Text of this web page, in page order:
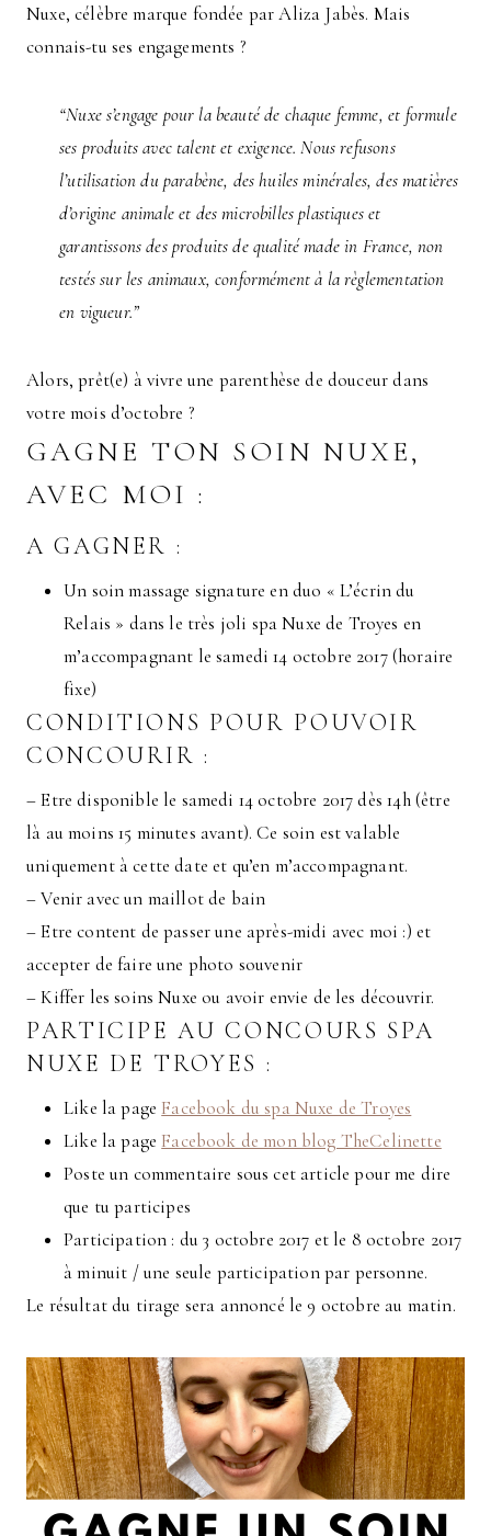
Nuxe, célèbre marque fondée par Aliza Jabès. Mais
connais-tu ses engagements ?
“Nuxe s’engage pour la beauté de chaque femme, et formule
ses produits avec talent et exigence. Nous refusons
l’utilisation du parabène, des huiles minérales, des matières
d’origine animale et des microbilles plastiques et
garantissons des produits de qualité made in France, non
testés sur les animaux, conformément à la règlementation
en vigueur.”
Alors, prêt(e) à vivre une parenthèse de douceur dans
votre mois d’octobre ?
GAGNE TON SOIN NUXE,
AVEC MOI :
A GAGNER :
Un soin massage signature en duo « L’écrin du
Relais » dans le très joli spa Nuxe de Troyes en
m’accompagnant le samedi 14 octobre 2017 (horaire
fixe)
CONDITIONS POUR POUVOIR
CONCOURIR :
– Etre disponible le samedi 14 octobre 2017 dès 14h (être
là au moins 15 minutes avant). Ce soin est valable
uniquement à cette date et qu’en m’accompagnant.
– Venir avec un maillot de bain
– Etre content de passer une après-midi avec moi :) et
accepter de faire une photo souvenir
– Kiffer les soins Nuxe ou avoir envie de les découvrir.
PARTICIPE AU CONCOURS SPA
NUXE DE TROYES :
Like la page Facebook du spa Nuxe de Troyes
Like la page Facebook de mon blog TheCelinette
Poste un commentaire sous cet article pour me dire
que tu participes
Participation : du 3 octobre 2017 et le 8 octobre 2017
à minuit / une seule participation par personne.
Le résultat du tirage sera annoncé le 9 octobre au matin.